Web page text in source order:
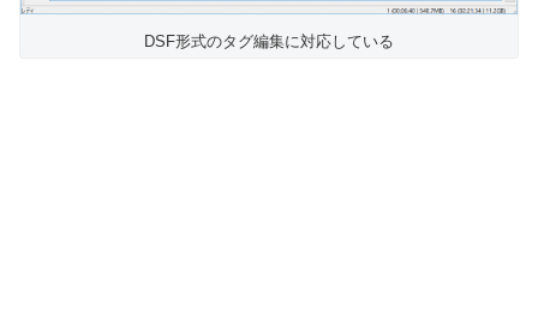
DSF形式のタグ編集に対応している